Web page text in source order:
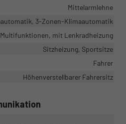
Mittelarmlehne
3-Zonen-Klimaautomatik
mit Lenkradheizung
Sitzheizung, Sportsitze
Fahrer
Höhenverstellbarer Fahrersitz